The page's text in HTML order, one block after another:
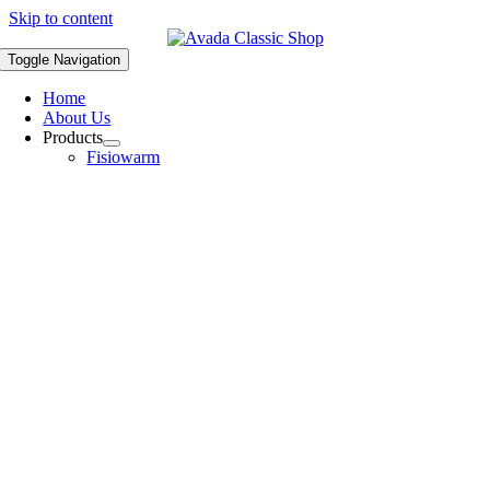
Skip to content
Toggle Navigation
Home
About Us
Products
Fisiowarm